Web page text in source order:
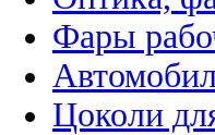
Фары
Цоколи